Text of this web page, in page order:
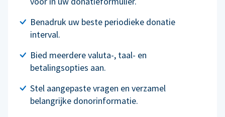
Benadruk uw beste periodieke donatie
interval.
Bied meerdere valuta-, taal- en
betalingsopties aan.
Stel aangepaste vragen en verzamel
belangrijke donorinformatie.